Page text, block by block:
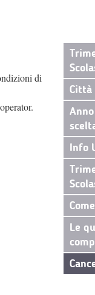
di
Città
Info
Le